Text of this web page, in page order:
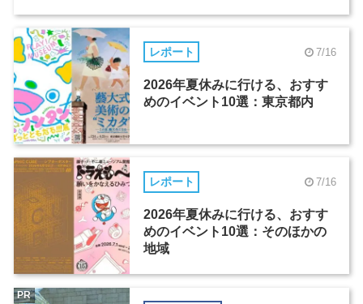
レポート 7/16
2026年夏休みに行ける、おすす
めのイベント10選：東京都内
レポート 7/16
2026年夏休みに行ける、おすす
めのイベント10選：そのほかの
地域
PR